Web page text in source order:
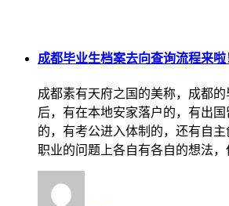
成都毕业生档案去向查询流程来啦
成都素有天府之国的美称，成都
后，有在本地安家落户的，有出
的，有考公进入体制的，还有自
职业的问题上各自有各自的想法